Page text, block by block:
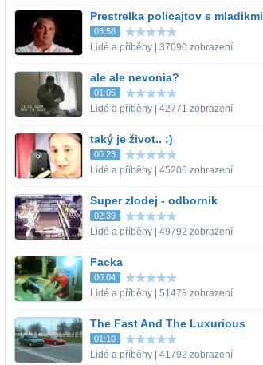
Prestrelka policajtov s mladikmi
03:58
Lidé a příběhy | 37090 zobrazení
ale ale nevonia?
01:05
Lidé a příběhy | 42771 zobrazení
taký je život.. :)
00:23
Lidé a příběhy | 45206 zobrazení
Super zlodej - odbornik
02:39
Lidé a příběhy | 49792 zobrazení
Facka
00:04
Lidé a příběhy | 51478 zobrazení
The Fast And The Luxurious
01:10
Lidé a příběhy | 41792 zobrazení